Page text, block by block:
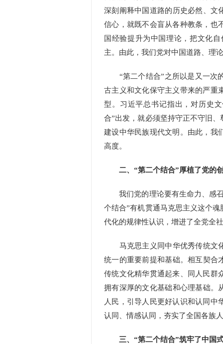
深刻阐释中国道路的历史必然、文
信心，就既不会盲从各种教条，也
国经验提升为中国理论，把文化
主。由此，我们党对中国道路、理
“第二个结合”之所以是又一次的
古主义和文化保守主义带来的严重
型。习近平总书记指出，对历史
合”出发，就必须坚持守正不守旧
建设中华民族现代文明。由此，我
高度。
二、“第二个结合”厚植了党的
我们党的理论要有生命力、感召
个结合”有机贯通马克思主义这个
代化的规律性认识，增进了全党全
马克思主义同中华优秀传统文化
统一的重要前提和基础。相互契合
传统文化精华贯通起来、同人民群
拥有深厚的文化基础和心理基础。
人民，引导人民更好认识和认同中
认同、情感认同，夯实了全国各族
三、“第二个结合”筑牢了中国